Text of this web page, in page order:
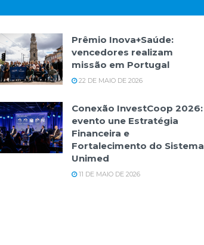
Prêmio Inova+Saúde:
vencedores realizam
missão em Portugal
22 DE MAIO DE 2026
Conexão InvestCoop 2026:
evento une Estratégia
Financeira e
Fortalecimento do Sistema
Unimed
11 DE MAIO DE 2026